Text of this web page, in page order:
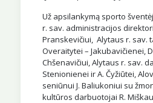
Už apsilankymą sporto
r. sav. administracijos
Pranskevičiui, Alytaus r. sav.
Overaitytei – Jakubavičienei,
Chšenavičiui, Alytaus r. sav.
Stenionienei ir A. Čyžiūtei,
seniūnui J. Baliukoniui su
kultūros darbuotojai R.